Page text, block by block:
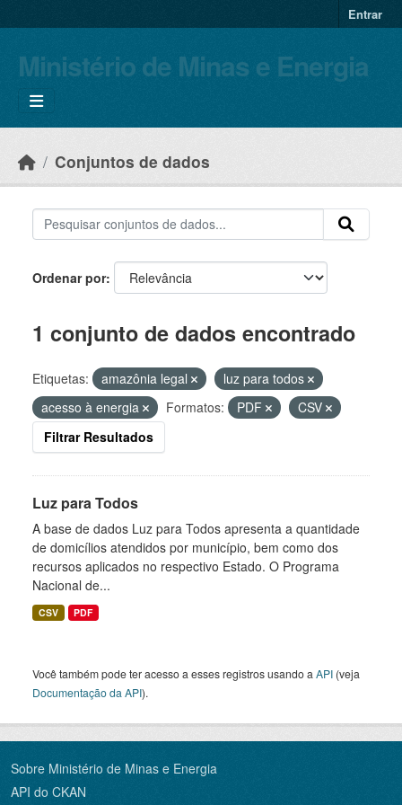
Entrar
Ministério de Minas e Energia
Conjuntos de dados
Ordenar por
1 conjunto de dados encontrado
Etiquetas: amazônia legal
luz para todos
acesso à energia
Formatos: PDF
CSV
Filtrar Resultados
Luz para Todos
A base de dados Luz para Todos apresenta a quantidade
de domicílios atendidos por município, bem como dos
recursos aplicados no respectivo Estado. O Programa
Nacional de...
CSV PDF
Você também pode ter acesso a esses registros usando a API (veja
Documentação da API).
Sobre Ministério de Minas e Energia
API do CKAN